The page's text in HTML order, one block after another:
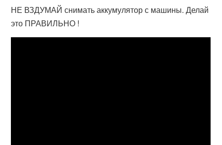
НЕ ВЗДУМАЙ снимать аккумулятор с машины. Делай
это ПРАВИЛЬНО !